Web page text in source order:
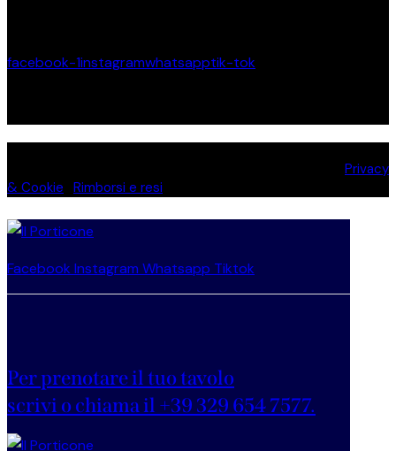
facebook-1instagramwhatsapptik-tok
Privacy
& Cookie Rimborsi e resi
Facebook Instagram Whatsapp Tiktok
Per prenotare il tuo tavolo
scrivi o chiama il +39 329 654 7577.